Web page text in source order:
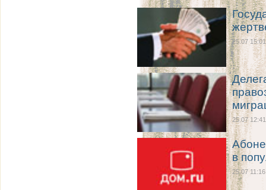
25.07 15:01
25.07 12:41
в
25.07 11:16